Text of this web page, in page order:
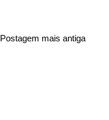
Postagem mais antiga